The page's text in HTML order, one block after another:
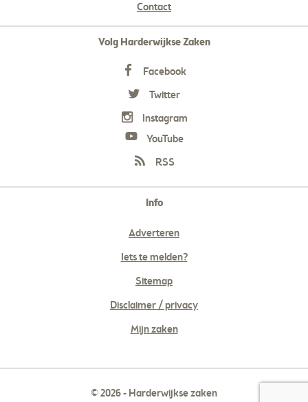
Contact
Volg Harderwijkse Zaken
Facebook
Twitter
Instagram
YouTube
RSS
Info
Adverteren
Iets te melden?
Sitemap
Disclaimer / privacy
Mijn zaken
© 2026 - Harderwijkse zaken